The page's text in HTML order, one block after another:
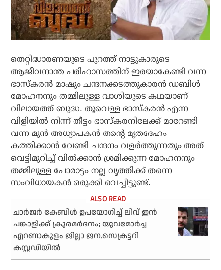
തെറ്റിദ്ധാരണയുടെ പുറത്ത് നാട്ടുകാരുടെ
ആജീവനാന്ത പരിഹാസത്തിന് ഇരയാകേണ്ടി വന്ന
ഭാസ്‌കരന്‍ മാഷും ചന്ദനക്കടത്തുകാരന്‍ ഡബിള്‍
മോഹനനും തമ്മിലുള്ള വാശിയുടെ കഥയാണ്
വിലായത്ത് ബുദ്ധ. തൂവെള്ള ഭാസ്‌കരന്‍ എന്ന
വിളിയില്‍ നിന്ന് തീട്ടം ഭാസ്‌കരനിലേക്ക് മാറേണ്ടി
വന്ന മുന്‍ അധ്യാപകന്‍ തന്റെ മൃതദേഹം
കത്തിക്കാന്‍ വേണ്ടി ചന്ദനം വളര്‍ത്തുന്നതും അത്
വെട്ടിമുറിച്ച് വില്‍ക്കാന്‍ ശ്രമിക്കുന്ന മോഹനനും
തമ്മിലുള്ള പോരാട്ടം നല്ല വൃത്തിക്ക് തന്നെ
സംവിധായകന്‍ ഒരുക്കി വെച്ചിട്ടുണ്ട്.
ചാര്‍ജര്‍ കേബിള്‍ ഉപയോഗിച്ച് ലിവ് ഇന്‍
പങ്കാളിക്ക് ക്രൂരമര്‍ദനം; യുവമോര്‍ച്ച
എറണാകുളം ജില്ലാ ജന.സെക്രട്ടറി
കസ്റ്റഡിയില്‍